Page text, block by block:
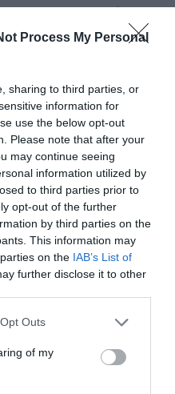
Process My Personal
sharing to third parties, or
information for
use the below opt-out
Please note that after your
may continue seeing
information utilized by
to third parties prior to
opt-out of the further
by third parties on the
This information may
on the IAB’s List of
further disclose it to other
Outs
of my
el camino
y ponerlo todo en
hacia la
Microsoft y
en la creación
por disputas con
Sam Altman, quiso
modelo Grok y su
de X.
sido (una vez más)
por sus
por sus
con el chatbot
a cualquier